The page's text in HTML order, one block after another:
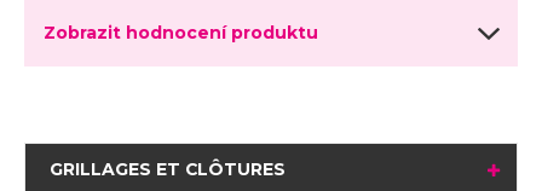
Zobrazit hodnocení produktu
GRILLAGES ET CLÔTURES